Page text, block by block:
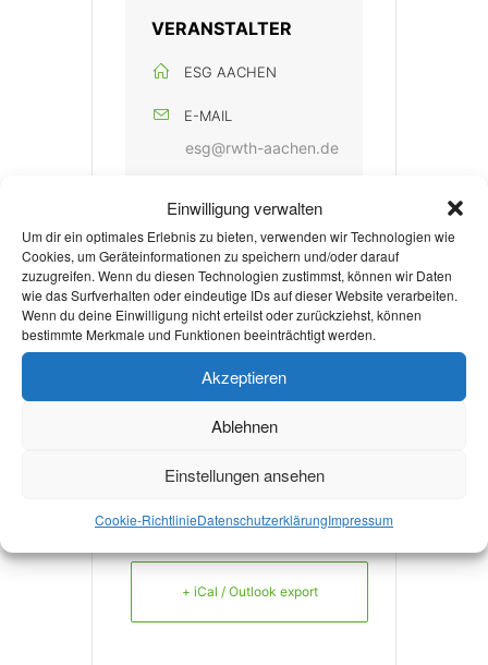
Einwilligung verwalten
Um dir ein optimales Erlebnis zu bieten, verwenden wir Technologien wie
Cookies, um Geräteinformationen zu speichern und/oder darauf
zuzugreifen. Wenn du diesen Technologien zustimmst, können wir Daten
wie das Surfverhalten oder eindeutige IDs auf dieser Website verarbeiten.
Wenn du deine Einwilligung nicht erteilst oder zurückziehst, können
bestimmte Merkmale und Funktionen beeinträchtigt werden.
Akzeptieren
Ablehnen
Einstellungen ansehen
Cookie-RichtlinieDatenschutzerklärungImpressum
VERANSTALTER
ESG AACHEN
E-MAIL
esg@rwth-aachen.de
https://www.esg-
aachen.de/
Mehr Infos
+ Zu Google Kalender hinzufügen
+ iCal / Outlook export